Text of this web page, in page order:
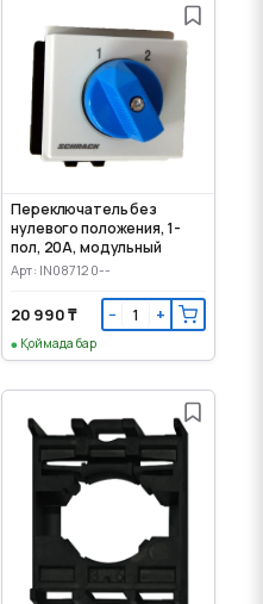
Переключатель без
нулевого положения, 1-
пол, 20А, модульный
Арт: IN087120--
20 990 ₸ − +
Қоймада бар